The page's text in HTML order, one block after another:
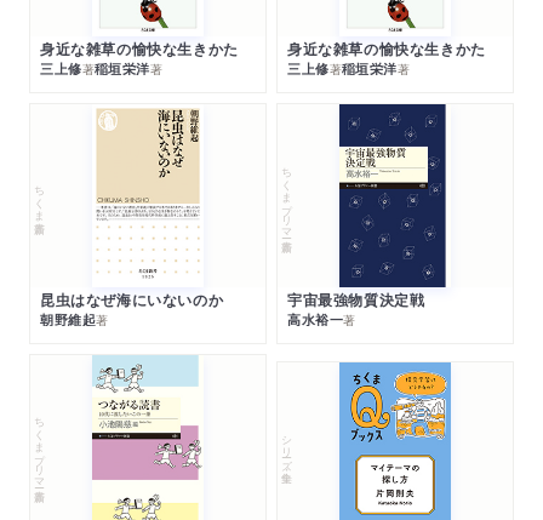
身近な雑草の愉快な生きかた
三上修著稲垣栄洋著
身近な雑草の愉快な生きかた
三上修著稲垣栄洋著
ちくま新書
昆虫はなぜ海にいないのか
朝野維起著
ちくまプリマー新書
宇宙最強物質決定戦
高水裕一著
ちくまプリマー新書 シリーズ・全集